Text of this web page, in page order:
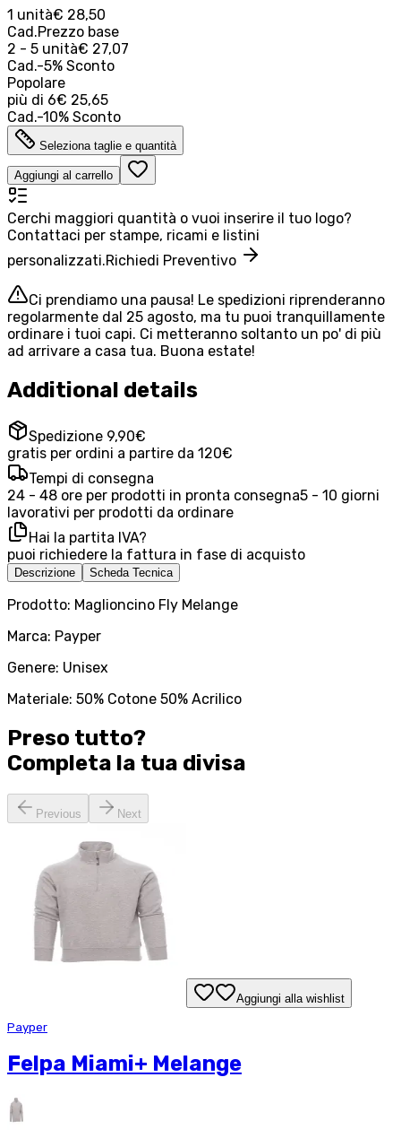
1 unità€ 28,50
Cad.Prezzo base
2 - 5 unità€ 27,07
Cad.-5% Sconto
Popolare
più di 6€ 25,65
Cad.-10% Sconto
Seleziona taglie e quantità
Aggiungi al carrello
Cerchi maggiori quantità o vuoi inserire il tuo logo?
Contattaci per stampe, ricami e listini
personalizzati.Richiedi Preventivo
Ci prendiamo una pausa! Le spedizioni riprenderanno
regolarmente dal 25 agosto, ma tu puoi tranquillamente
ordinare i tuoi capi. Ci metteranno soltanto un po' di più
ad arrivare a casa tua. Buona estate!
Additional details
Spedizione 9,90€
gratis per ordini a partire da 120€
Tempi di consegna
24 - 48 ore per prodotti in pronta consegna5 - 10 giorni
lavorativi per prodotti da ordinare
Hai la partita IVA?
puoi richiedere la fattura in fase di acquisto
Descrizione Scheda Tecnica
Prodotto: Maglioncino Fly Melange
Marca: Payper
Genere: Unisex
Materiale: 50% Cotone 50% Acrilico
Preso tutto?
Completa la tua divisa
Previous Next
Aggiungi alla wishlist
Payper
Felpa Miami+ Melange